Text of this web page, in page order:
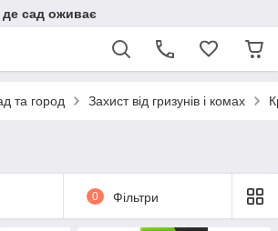
сад оживає
та город Захист від гризунів і комах
0 Фільтри